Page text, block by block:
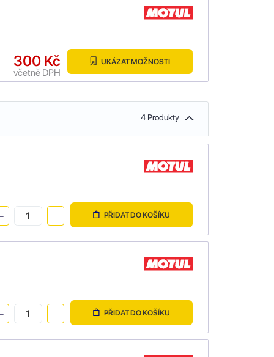
300 Kč
včetně DPH
UKÁZAT MOŽNOSTI
4 Produkty
PŘIDAT DO KOŠÍKU
PŘIDAT DO KOŠÍKU